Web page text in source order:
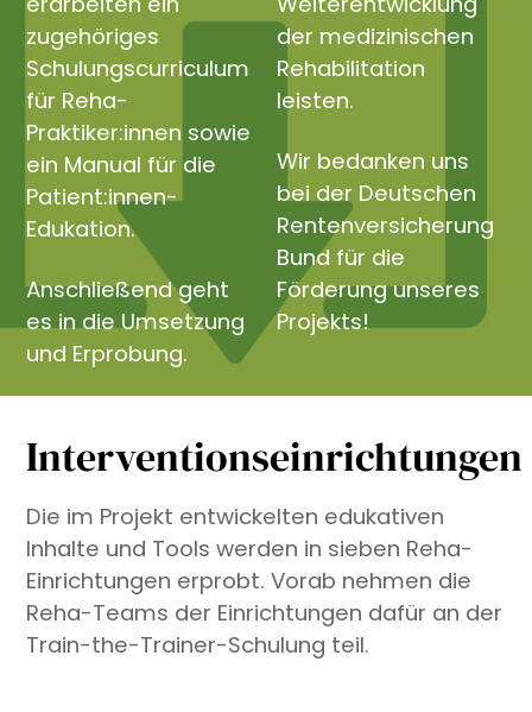
zugehöriges
Schulungscurriculum
für Reha-
Praktiker:innen sowie
ein Manual für die
Patient:innen-
Edukation.
Anschließend geht
es in die Umsetzung
und Erprobung.
der medizinischen
Rehabilitation
leisten.
Wir bedanken uns
bei der Deutschen
Rentenversicherung
Bund für die
Förderung unseres
Projekts!
Interventionseinrichtungen
Die im Projekt entwickelten edukativen
Inhalte und Tools werden in sieben Reha-
Einrichtungen erprobt. Vorab nehmen die
Reha-Teams der Einrichtungen dafür an der
Train-the-Trainer-Schulung teil.